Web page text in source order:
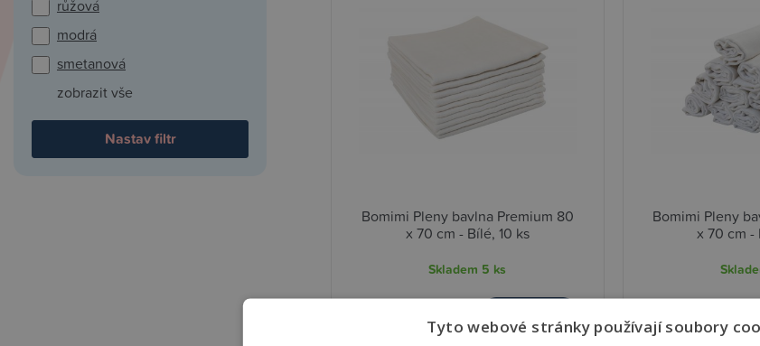
růžová
modrá
smetanová
zobrazit vše
Bomimi Pleny bavlna Premium 80
x 70 cm - Bílé, 10 ks
Skladem 5 ks
499,00 Kč
Bomimi Pleny
x 70 cm -
449,00 Kč
Tyto webové stránky používají soubory